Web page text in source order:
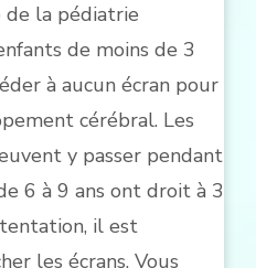
de la pédiatrie
de moins de 3
à aucun écran pour
cérébral. Les
y passer pendant
6 à 9 ans ont droit à 3
il est
les écrans. Vous